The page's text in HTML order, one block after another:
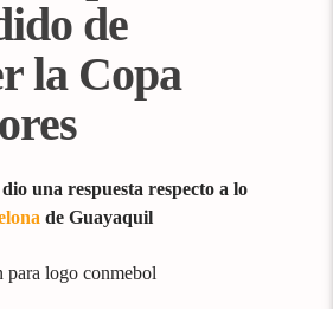
de
la Copa
una respuesta respecto a lo
de Guayaquil